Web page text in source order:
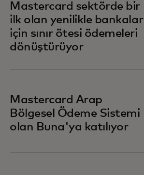
Mastercard sektörde bir
ilk olan yenilikle bankalar
için sınır ötesi ödemeleri
dönüştürüyor
Mastercard Arap
Bölgesel Ödeme Sistemi
olan Buna'ya katılıyor